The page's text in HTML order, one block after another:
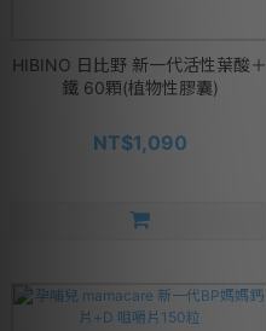
HIBINO 日比野 新一代活性葉酸＋
鐵 60顆(植物性膠囊)
NT$1,090